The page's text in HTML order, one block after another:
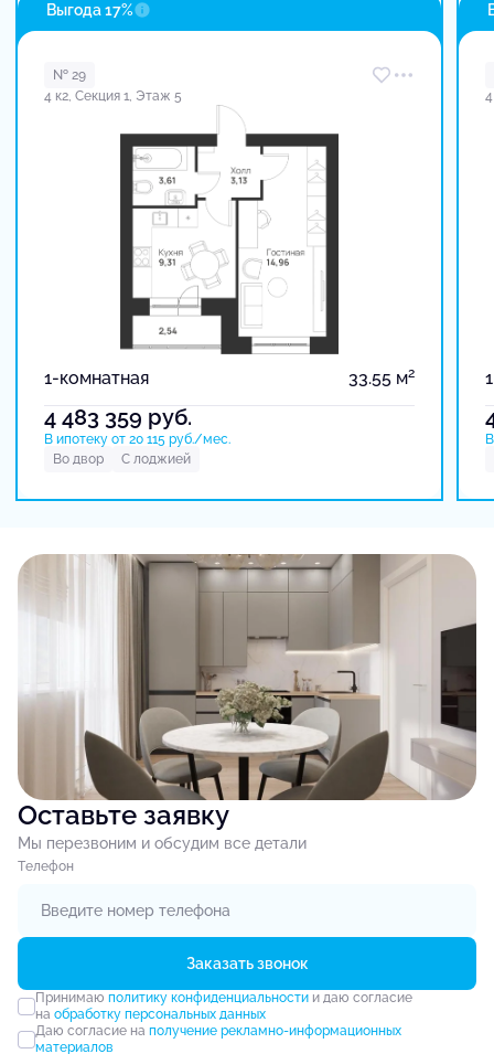
Выгода 17%
№ 29
4 к2, Секция 1, Этаж 5
1-комнатная 33.55 м2
4 483 359 руб.
В ипотеку от 20 115 руб./мес.
Во двор
С лоджией
Оставьте заявку
Мы перезвоним и обсудим все детали
Tелефон
Заказать звонок
Принимаю политику конфиденциальностии даю согласие
на обработку персональных данных
Даю согласие на получение рекламно-информационных
материалов